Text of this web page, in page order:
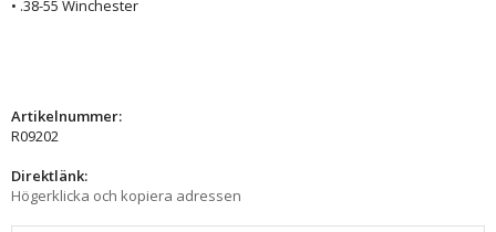
• .38-55 Winchester
Artikelnummer:
R09202
Direktlänk:
Högerklicka och kopiera adressen